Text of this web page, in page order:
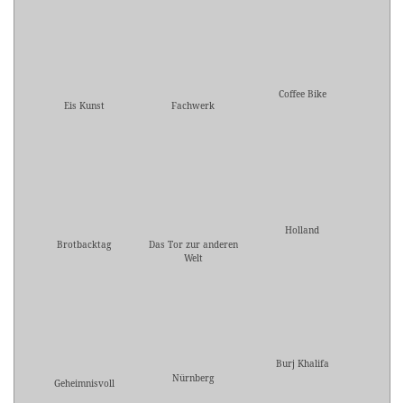
Eis Kunst Fachwerk
Coffee Bike
Brotbacktag
Das Tor zur anderen
Welt
Holland
Geheimnisvoll Nürnberg
Burj Khalifa